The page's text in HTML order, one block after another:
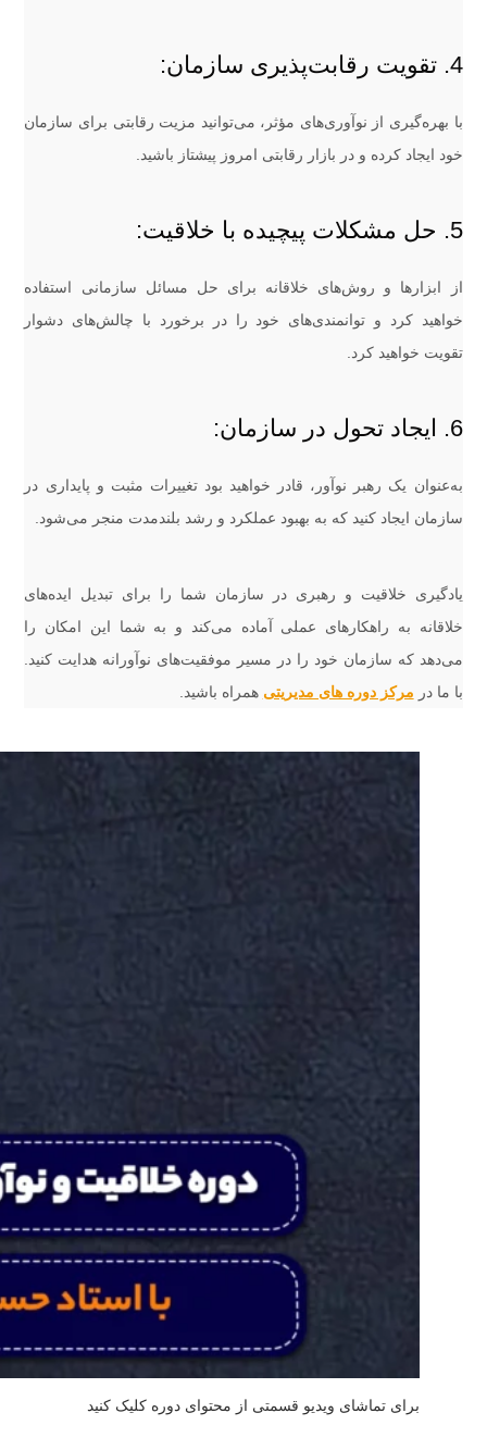
4. تقویت رقابت‌پذیری سازمان:
با بهره‌گیری از نوآوری‌های مؤثر، می‌توانید مزیت رقابتی برای سازمان
خود ایجاد کرده و در بازار رقابتی امروز پیشتاز باشید.
5. حل مشکلات پیچیده با خلاقیت:
از ابزارها و روش‌های خلاقانه برای حل مسائل سازمانی استفاده
خواهید کرد و توانمندی‌های خود را در برخورد با چالش‌های دشوار
تقویت خواهید کرد.
6. ایجاد تحول در سازمان:
به‌عنوان یک رهبر نوآور، قادر خواهید بود تغییرات مثبت و پایداری در
سازمان ایجاد کنید که به بهبود عملکرد و رشد بلندمدت منجر می‌شود.
یادگیری خلاقیت و رهبری در سازمان شما را برای تبدیل ایده‌های
خلاقانه به راهکارهای عملی آماده می‌کند و به شما این امکان را
می‌دهد که سازمان خود را در مسیر موفقیت‌های نوآورانه هدایت کنید.
با ما در مرکز دوره های مدیریتی همراه باشید.
برای تماشای ویدیو قسمتی از محتوای دوره کلیک کنید